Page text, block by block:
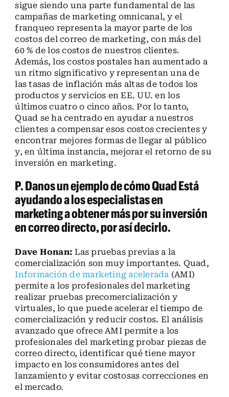
sigue siendo una parte fundamental de las
campañas de marketing omnicanal, y el
franqueo representa la mayor parte de los
costos del correo de marketing, con más del
60 % de los costos de nuestros clientes.
Además, los costos postales han aumentado a
un ritmo significativo y representan una de
las tasas de inflación más altas de todos los
productos y servicios en EE. UU. en los
últimos cuatro o cinco años. Por lo tanto,
Quad se ha centrado en ayudar a nuestros
clientes a compensar esos costos crecientes y
encontrar mejores formas de llegar al público
y, en última instancia, mejorar el retorno de su
inversión en marketing.
P. Danos un ejemplo de cómo Quad Está
ayudando a los especialistas en
marketing a obtener más por su inversión
en correo directo, por así decirlo.
Dave Honan: Las pruebas previas a la
comercialización son muy importantes. Quad,
Información de marketing acelerada (AMI)
permite a los profesionales del marketing
realizar pruebas precomercialización y
virtuales, lo que puede acelerar el tiempo de
comercialización y reducir costos. El análisis
avanzado que ofrece AMI permite a los
profesionales del marketing probar piezas de
correo directo, identificar qué tiene mayor
impacto en los consumidores antes del
lanzamiento y evitar costosas correcciones en
el mercado.